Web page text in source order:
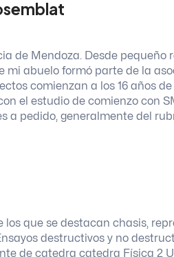
de Mendoza. Desde
mi abuelo formó parte de la
comienzan a los 16 años
el estudio de comienzo con
a pedido, generalmente del
que se destacan chasis,
destructivos y no
de catedra catedra Física 2